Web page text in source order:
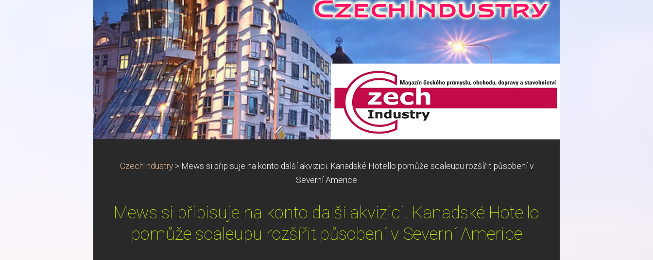
CzechIndustry > Mews si připisuje na konto další akvizici. Kanadské Hotello pomůže scaleupu rozšířit působení v
Severní Americe
Mews si připisuje na konto další akvizici. Kanadské Hotello
pomůže scaleupu rozšířit působení v Severní Americe